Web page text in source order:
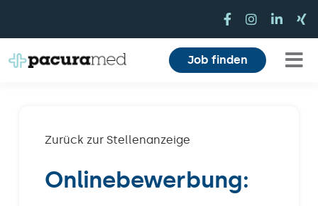
springen
Für Einrichtungen
Mitarbeiterbereich
Job finden
Zurück zur Stellenanzeige
Onlinebewerbung: